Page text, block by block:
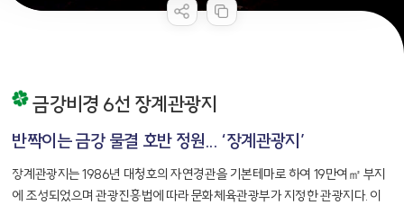
금강비경 6선 장계관광지
반짝이는 금강 물결 호반 정원... ‘장계관광지’
장계관광지는 1986년 대청호의 자연경관을 기본테마로 하여 19만여㎡ 부지
에 조성되었으며 관광진흥법에 따라 문화체육관광부가 지정한 관광지다. 이
공공누리 공공저작물